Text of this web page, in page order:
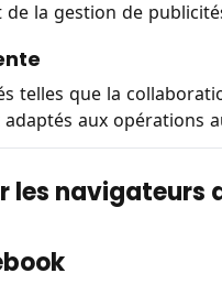
la gestion de
telles que la
aux opérations
les